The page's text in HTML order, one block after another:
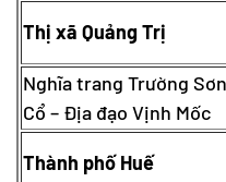
Thị xã Quảng Trị
Nghĩa trang Trường
Cổ – Địa đạo Vịnh Mốc
Thành phố Huế